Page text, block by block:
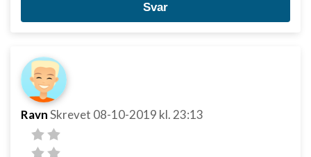
Svar
RavnSkrevet 08-10-2019 kl. 23:13